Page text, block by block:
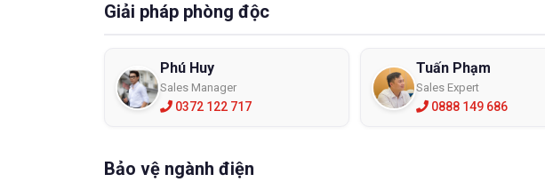
Giải pháp phòng độc
Phú Huy
Sales Manager
0372 122 717
Tuấn Phạm
Sales Expert
0888 149 686
Bảo vệ ngành điện